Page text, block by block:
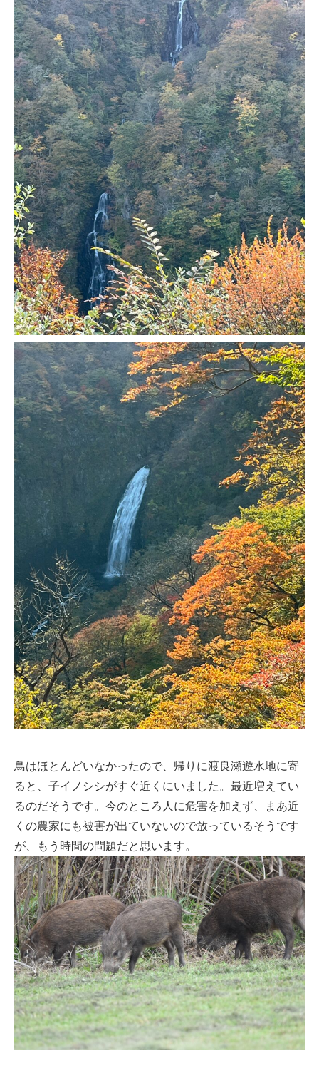
鳥はほとんどいなかったので、帰りに渡良瀬遊水地に寄
ると、子イノシシがすぐ近くにいました。最近増えてい
るのだそうです。今のところ人に危害を加えず、まあ近
くの農家にも被害が出ていないので放っているそうです
が、もう時間の問題だと思います。